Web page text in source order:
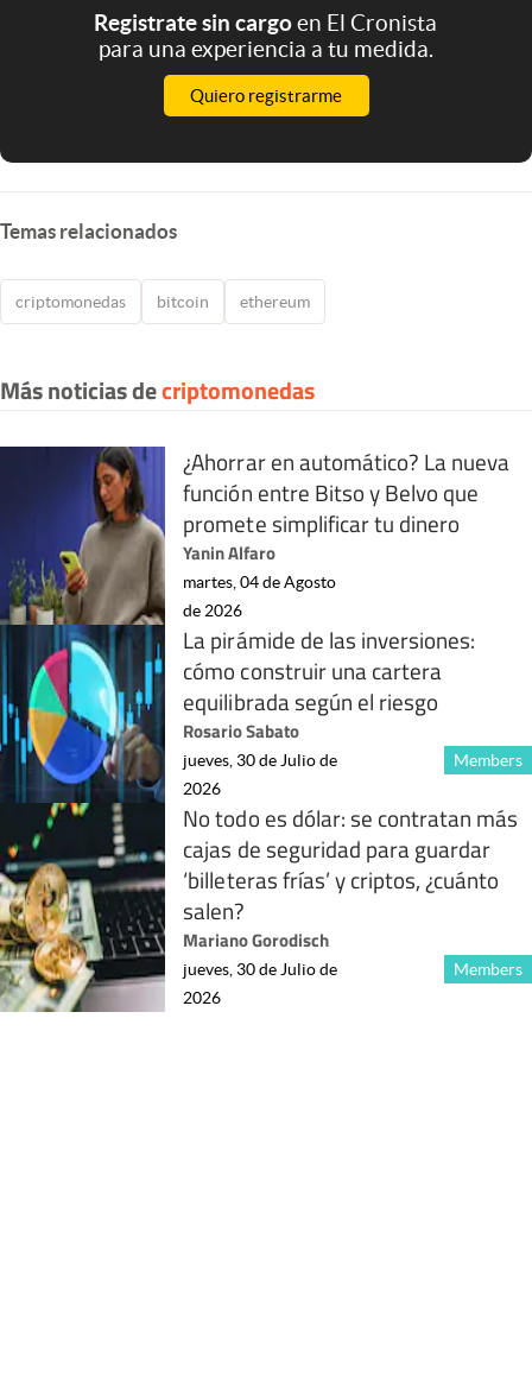
Registrate sin cargoen El Cronista
para una experiencia a tu medida.
Quiero registrarme
Temas relacionados
criptomonedas bitcoin ethereum
Más noticias decriptomonedas
¿Ahorrar en automático? La nueva
función entre Bitso y Belvo que
promete simplificar tu dinero
Yanin Alfaro
martes, 04 de Agosto
de 2026
La pirámide de las inversiones:
cómo construir una cartera
equilibrada según el riesgo
Rosario Sabato
Members
jueves, 30 de Julio de
2026
No todo es dólar: se contratan más
cajas de seguridad para guardar
‘billeteras frías’ y criptos, ¿cuánto
salen?
Mariano Gorodisch
Members
jueves, 30 de Julio de
2026